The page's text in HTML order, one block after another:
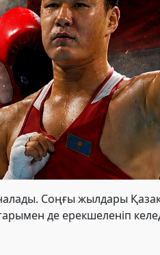
Соңғы жылдары
де ерекшеленіп